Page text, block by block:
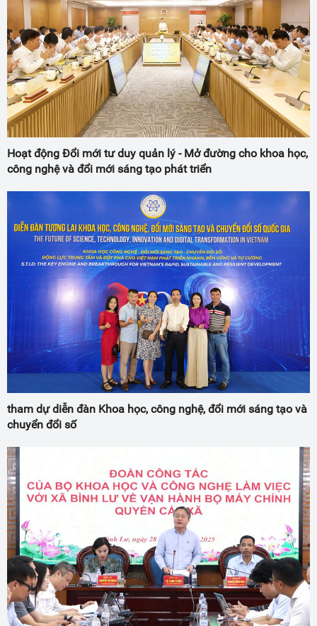
Hoạt động Đổi mới tư duy quản lý - Mở đường cho khoa học,
công nghệ và đổi mới sáng tạo phát triển
tham dự diễn đàn Khoa học, công nghệ, đổi mới sáng tạo và
chuyển đổi số